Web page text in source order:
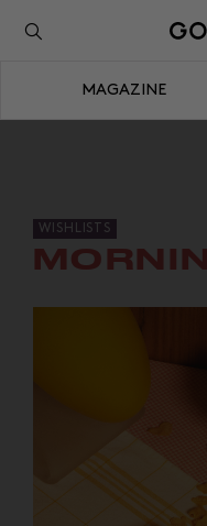
MAGAZINE
WISHLISTS
Retour à l'inspiration